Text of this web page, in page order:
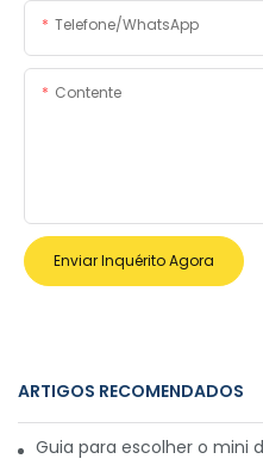
Telefone/WhatsApp
Contente
Enviar Inquérito Agora
ARTIGOS RECOMENDADOS
Guia para escolher o mini